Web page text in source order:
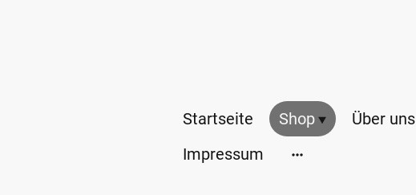
Startseite Shop Über uns
Impressum